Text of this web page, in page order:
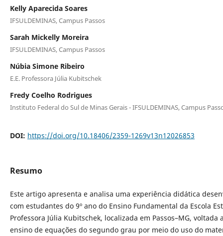
Kelly Aparecida Soares
IFSULDEMINAS, Campus Passos
Sarah Mickelly Moreira
IFSULDEMINAS, Campus Passos
Núbia Simone Ribeiro
E.E. Professora Júlia Kubitschek
Fredy Coelho Rodrigues
Instituto Federal do Sul de Minas Gerais - IFSULDEMINAS, Campus
DOI: https://doi.org/10.18406/2359-1269v13n12026853
Resumo
Este artigo apresenta e analisa uma experiência didática
com estudantes do 9º ano do Ensino Fundamental da Escola
Professora Júlia Kubitschek, localizada em Passos–MG, voltada
ensino de equações do segundo grau por meio do uso do